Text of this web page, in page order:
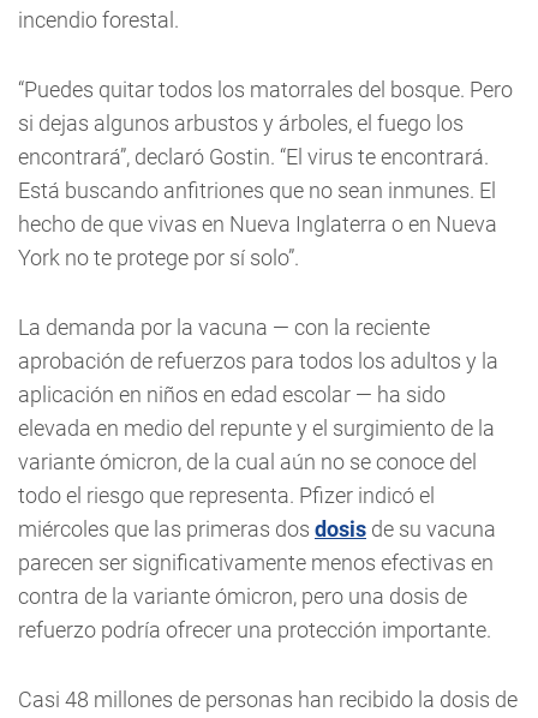
incendio forestal.
“Puedes quitar todos los matorrales del bosque. Pero
si dejas algunos arbustos y árboles, el fuego los
encontrará”, declaró Gostin. “El virus te encontrará.
Está buscando anfitriones que no sean inmunes. El
hecho de que vivas en Nueva Inglaterra o en Nueva
York no te protege por sí solo”.
La demanda por la vacuna — con la reciente
aprobación de refuerzos para todos los adultos y la
aplicación en niños en edad escolar — ha sido
elevada en medio del repunte y el surgimiento de la
variante ómicron, de la cual aún no se conoce del
todo el riesgo que representa. Pfizer indicó el
miércoles que las primeras dos dosis de su vacuna
parecen ser significativamente menos efectivas en
contra de la variante ómicron, pero una dosis de
refuerzo podría ofrecer una protección importante.
Casi 48 millones de personas han recibido la dosis de